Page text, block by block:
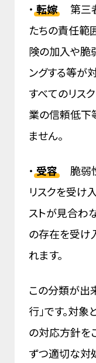
・ 転嫁
第三
たちの責任範
険の加入や脆
ングする等が
すべてのリス
業の信頼低下
ません。
・ 受容
脆弱
リスクを受け
ストが見合わ
の存在を受け
れます。
この分類が出
行」です。対
の対応方針を
ずつ適切な対